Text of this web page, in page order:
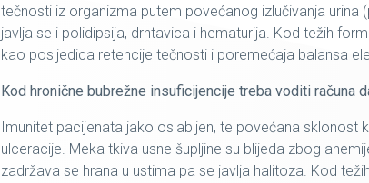
tečnosti iz organizma putem povećanog izlučivanja urina
javlja se i polidipsija, drhtavica i hematurija. Kod težih
kao posljedica retencije tečnosti i poremećaja balansa
Kod hronične bubrežne insuficijencije treba voditi računa
Imunitet pacijenata jako oslabljen, te povećana sklonost
ulceracije. Meka tkiva usne šupljine su blijeda zbog
zadržava se hrana u ustima pa se javlja halitoza. Kod